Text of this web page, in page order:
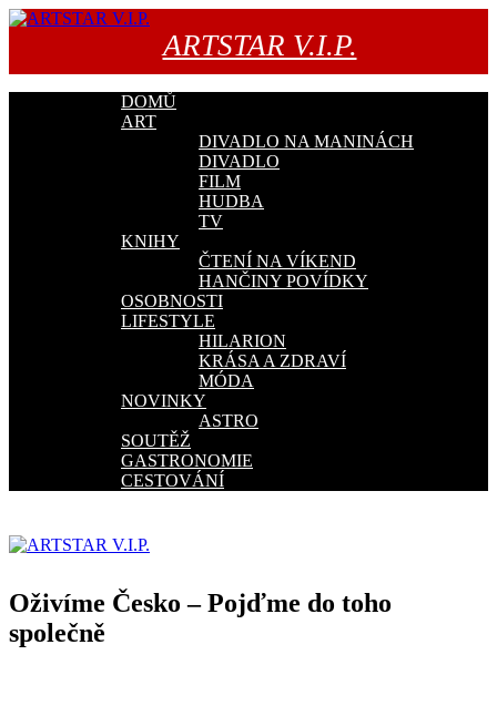
Přejít
webu
ARTSTAR V.I.P.
DOMŮ
ART
DIVADLO NA MANINÁCH
DIVADLO
FILM
HUDBA
TV
KNIHY
ČTENÍ NA VÍKEND
HANČINY POVÍDKY
OSOBNOSTI
LIFESTYLE
HILARION
KRÁSA A ZDRAVÍ
MÓDA
NOVINKY
ASTRO
SOUTĚŽ
GASTRONOMIE
CESTOVÁNÍ
Oživíme Česko – Pojďme do toho
společně